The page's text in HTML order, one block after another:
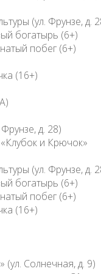
(ул. Фрунзе, д.
богатырь (6+)
побег (6+)
(16+)
д. 28)
и Крючок»
(ул. Фрунзе, д.
богатырь (6+)
побег (6+)
(16+)
Солнечная, д. 9)